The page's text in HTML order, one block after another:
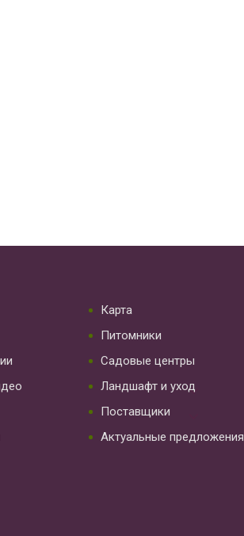
Карта
Питомники
Садовые центры
Ландшафт и уход
Поставщики
Актуальные предложения